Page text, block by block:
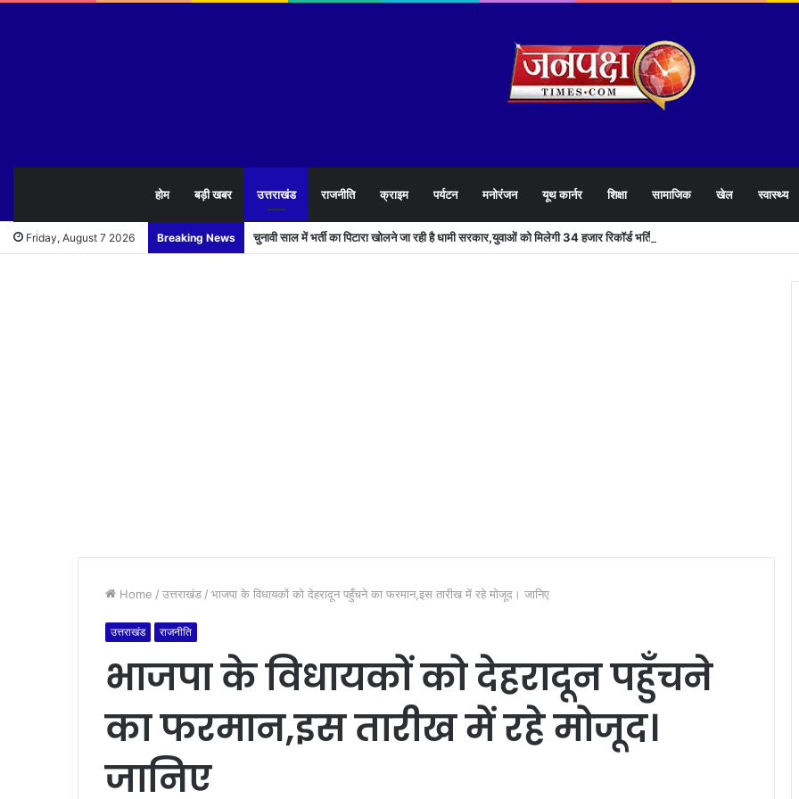
होम बड़ी खबर उत्तराखंड राजनीति क्राइम पर्यटन मनोरंजन यूथ कार्नर शिक्षा सामाजिक खेल स्वास्थ्य
Friday, August 7 2026 Breaking News चुनावी साल में भर्ती का पिटारा खोलने जा रही है धामी सरकार,युवाओं को मिलेगी 34 हजार रिकॉर्ड भर्तियों की सौगात
Home / उत्तराखंड / भाजपा के विधायकों को देहरादून पहुँचने का फरमान,इस तारीख में रहे मोजूद। जानिए
उत्तराखंड राजनीति
भाजपा के विधायकों को देहरादून पहुँचने
का फरमान,इस तारीख में रहे मोजूद।
जानिए